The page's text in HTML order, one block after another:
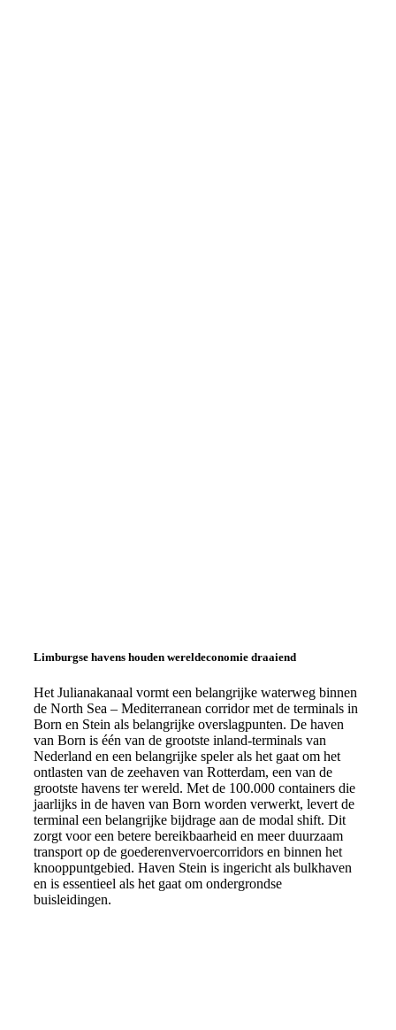
Limburgse havens houden wereldeconomie draaiend
Het Julianakanaal vormt een belangrijke waterweg binnen
de North Sea – Mediterranean corridor met de terminals in
Born en Stein als belangrijke overslagpunten. De haven
van Born is één van de grootste inland-terminals van
Nederland en een belangrijke speler als het gaat om het
ontlasten van de zeehaven van Rotterdam, een van de
grootste havens ter wereld. Met de 100.000 containers die
jaarlijks in de haven van Born worden verwerkt, levert de
terminal een belangrijke bijdrage aan de modal shift. Dit
zorgt voor een betere bereikbaarheid en meer duurzaam
transport op de goederenvervoercorridors en binnen het
knooppuntgebied. Haven Stein is ingericht als bulkhaven
en is essentieel als het gaat om ondergrondse
buisleidingen.